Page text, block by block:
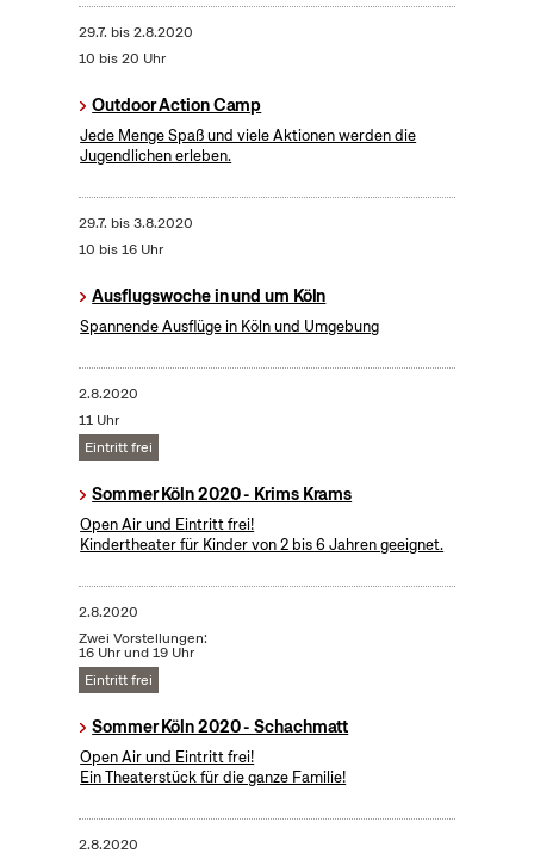
29.7. bis2.8.2020
10 bis 20 Uhr
Outdoor Action Camp
Jede Menge Spaß und viele Aktionen werden die
Jugendlichen erleben.
29.7. bis3.8.2020
10 bis 16 Uhr
Ausflugswoche in und um Köln
Spannende Ausflüge in Köln und Umgebung
2.8.2020
11 Uhr
Eintritt frei
Sommer Köln 2020 - Krims Krams
Open Air und Eintritt frei!
Kindertheater für Kinder von 2 bis 6 Jahren geeignet.
2.8.2020
Zwei Vorstellungen:
16 Uhr und 19 Uhr
Eintritt frei
Sommer Köln 2020 - Schachmatt
Open Air und Eintritt frei!
Ein Theaterstück für die ganze Familie!
2.8.2020